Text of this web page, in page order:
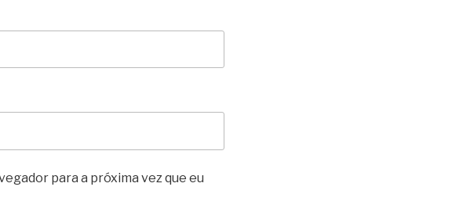
para a próxima vez que eu